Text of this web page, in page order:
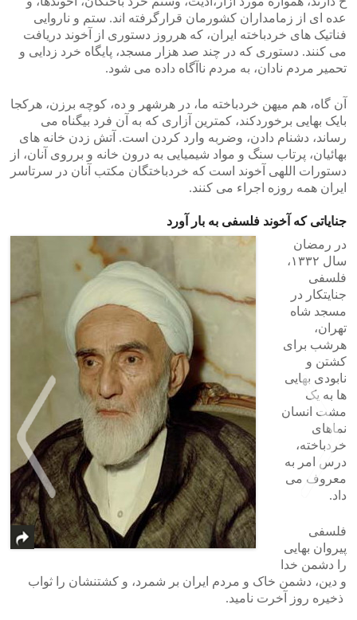
عده ای از زمامداران کشورمان قرارگرفته اند. ستم و ناروایی
فناتیک های خردباخته ایران، که هرروز دستوری از آخوند دریافت
می کنند. دستوری که در چند صد هزار مسجد، پایگاه خرد زدایی و
تحمیر مردم نادان، به مردم ناآگاه داده می شود.
آن گاه، هم میهن خردباخته ما، در هرشهر و ده، کوچه برزن، هرکجا
بایک بهایی برخوردکند، کمترین آزاری که به آن فرد بیگناه می
رساند، دشنام دادن، وضربه وارد کردن است. آتش زدن خانه های
بهائیان، پرتاب سنگ و مواد شیمیایی به درون خانه و برروی آنان، از
دستورات اللهی آخوند است که خردباختگان مکتب آنان در سرتاسر
ایران همه روزه اجراء می کنند.
جنایاتی که آخوند فلسفی به بار آورد
در رمضان
سال ۱۳۳۲،
فلسفی
جنایتکار در
مسجد شاه
تهران،
هرشب برای
کشتن و
نابودی بهایی
ها به یک
مشت انسان
نماهای
خردباخته،
درس امر به
معروف می
داد.
فلسفی
پیروان بهایی
را دشمن خدا
و دین، دشمن خاک و مردم ایران بر شمرد، و کشتنشان را ثواب
ذخیره روز آخرت نامید.
<
>